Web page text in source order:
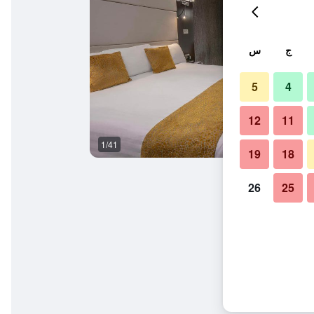
1/41
هوتل آند سبا
ج س
4
5
11
12
18
19
25
26